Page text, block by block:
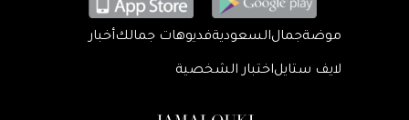
موضةجمالالسعوديةفديوهات جمالكأخبار
لايف ستايلاختبار الشخصية